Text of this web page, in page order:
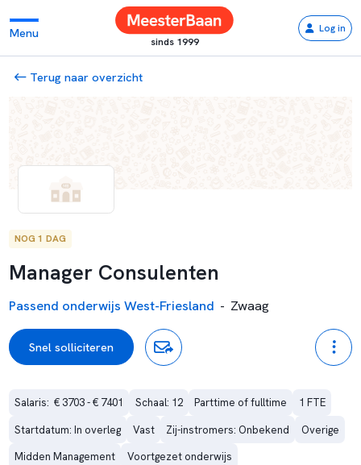
Menu
sinds 1999
Log in
Terug naar overzicht
NOG 1 DAG
Manager Consulenten
Passend onderwijs West-Friesland - Zwaag
Snel solliciteren
Salaris:  € 3703 - € 7401 Schaal: 12 Parttime of fulltime
1 FTE
Startdatum: In overleg
Vast Zij-instromers: Onbekend
Overige
Midden Management
Voortgezet onderwijs